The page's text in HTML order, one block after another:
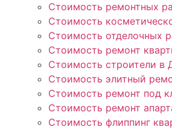
Стоимость ремонтных
Стоимость
Стоимость отделочных
Стоимость ремонт
Стоимость строители в
Стоимость элитный
Стоимость ремонт под
Стоимость ремонт
Стоимость флиппинг